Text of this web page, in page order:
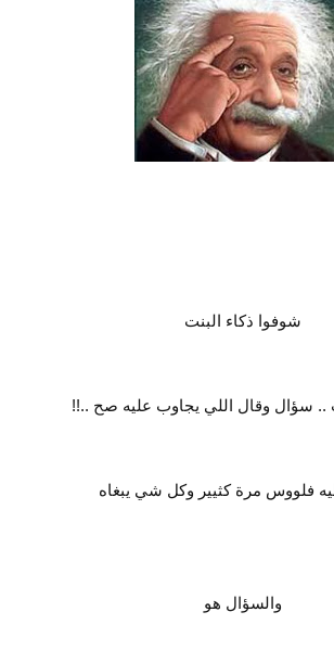
شوفوا ذكاء البنت
سؤال وقال اللي يجاوب عليه صح ..!!
فلووس مرة كثيير وكل شي يبغاه
والسؤال هو